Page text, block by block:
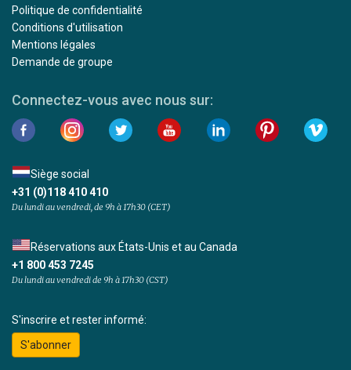
Politique de confidentialité
Conditions d'utilisation
Mentions légales
Demande de groupe
Connectez-vous avec nous sur:
Siège social
+31 (0)118 410 410
Du lundi au vendredi, de 9h à 17h30 (CET)
Réservations aux États-Unis et au Canada
+1 800 453 7245
Du lundi au vendredi de 9h à 17h30 (CST)
S'inscrire et rester informé:
S'abonner